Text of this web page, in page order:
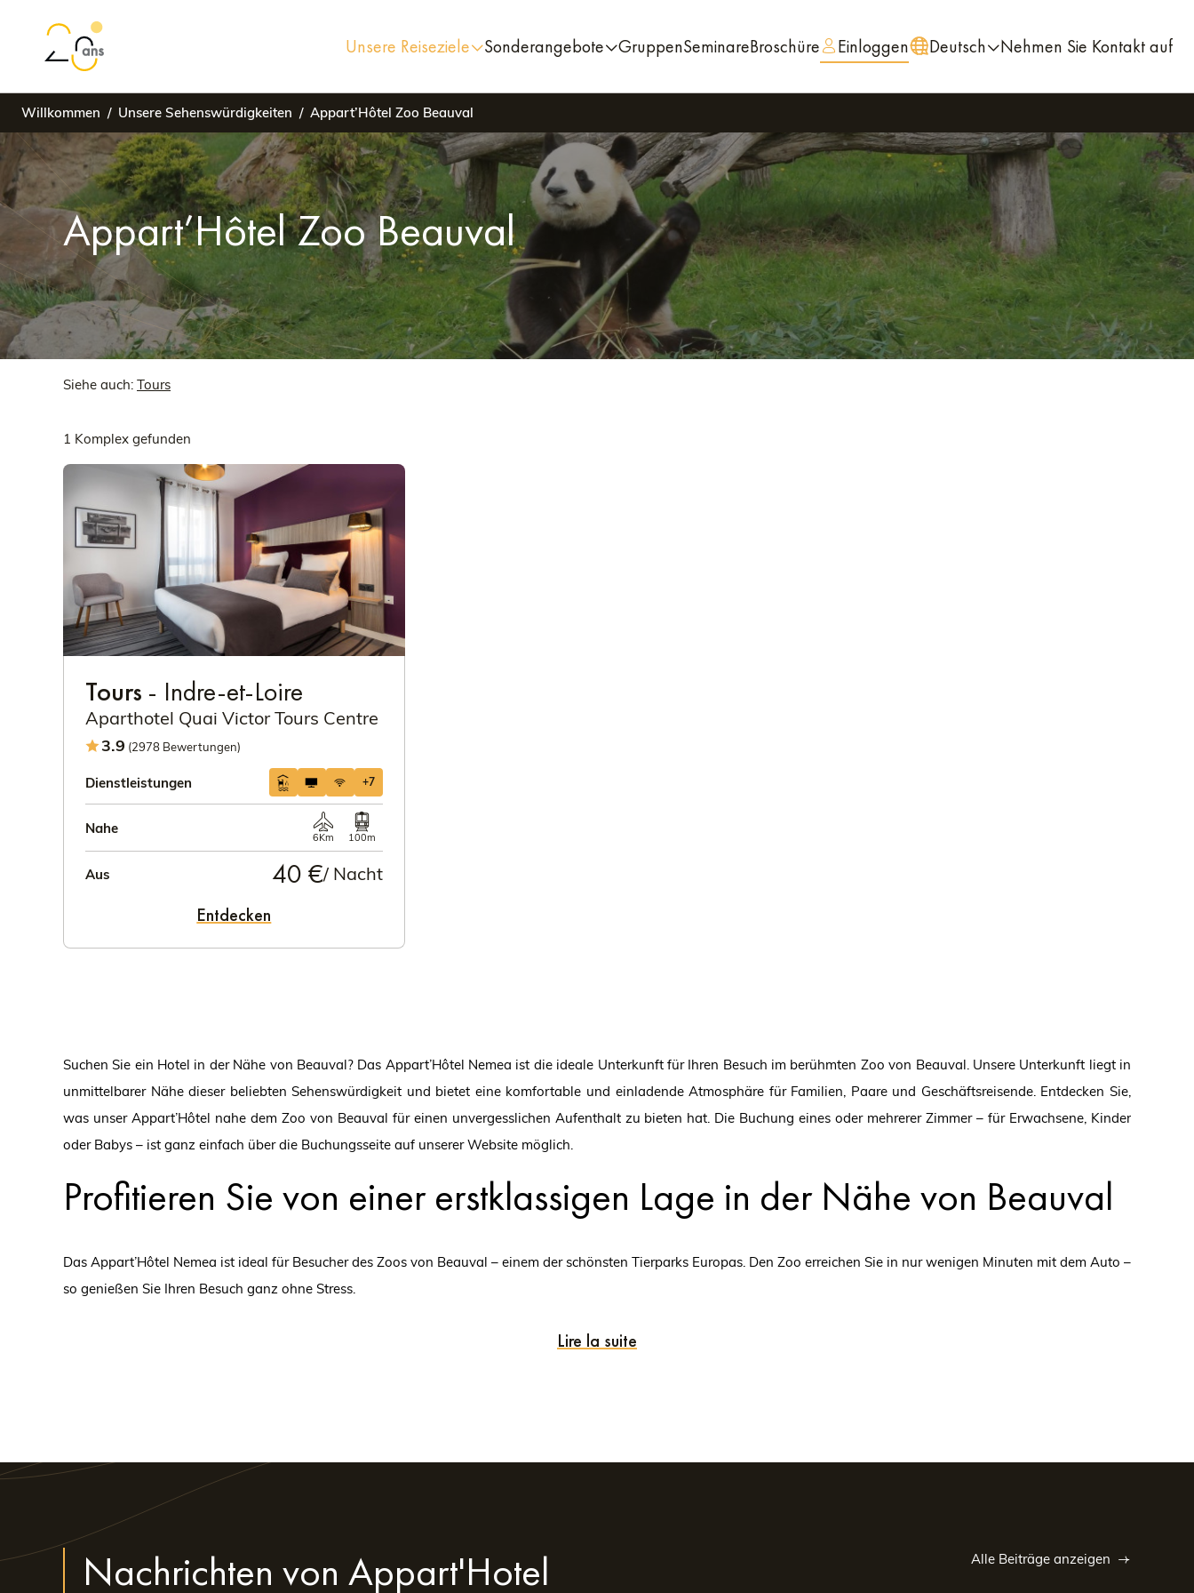
Unsere Reiseziele Sonderangebote GruppenSeminareBroschüre Einloggen Deutsch Nehmen Sie Kontakt auf
Willkommen Unsere Sehenswürdigkeiten Appart’Hôtel Zoo Beauval
Appart’Hôtel Zoo Beauval
Siehe auch: Tours
1 Komplex gefunden
Tours - Indre-et-Loire
Aparthotel Quai Victor Tours Centre
3.9 (2978 Bewertungen)
Dienstleistungen +7
Nahe
6Km 100m
Aus 40 €/ Nacht
Entdecken
Suchen Sie ein Hotel in der Nähe von Beauval? Das Appart’Hôtel Nemea ist die ideale Unterkunft für Ihren Besuch im berühmten Zoo von Beauval. Unsere Unterkunft liegt in
unmittelbarer Nähe dieser beliebten Sehenswürdigkeit und bietet eine komfortable und einladende Atmosphäre für Familien, Paare und Geschäftsreisende. Entdecken Sie,
was unser Appart’Hôtel nahe dem Zoo von Beauval für einen unvergesslichen Aufenthalt zu bieten hat. Die Buchung eines oder mehrerer Zimmer – für Erwachsene, Kinder
oder Babys – ist ganz einfach über die Buchungsseite auf unserer Website möglich.
Profitieren Sie von einer erstklassigen Lage in der Nähe von Beauval
Das Appart’Hôtel Nemea ist ideal für Besucher des Zoos von Beauval – einem der schönsten Tierparks Europas. Den Zoo erreichen Sie in nur wenigen Minuten mit dem Auto –
so genießen Sie Ihren Besuch ganz ohne Stress.
Genießen Sie eine voll ausgestattete Wohnung und erstklassige
eine Küchenecke
einen oder mehrere Schlafräume
ein modernes Bad
Lire la suite
Nachrichten von Appart'Hotel Alle Beiträge anzeigen